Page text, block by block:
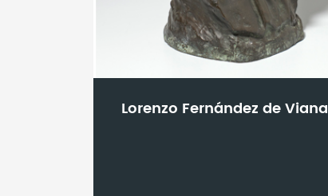
Lorenzo Fernández de Viana